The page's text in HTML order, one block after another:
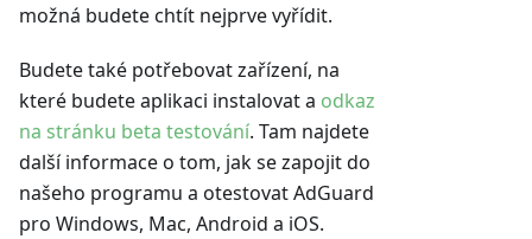
možná budete chtít nejprve vyřídit.
Budete také potřebovat zařízení, na
které budete aplikaci instalovat a odkaz
na stránku beta testování. Tam najdete
další informace o tom, jak se zapojit do
našeho programu a otestovat AdGuard
pro Windows, Mac, Android a iOS.